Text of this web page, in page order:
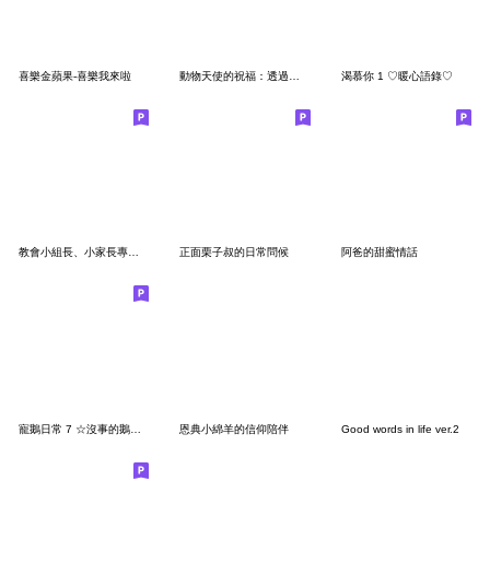
喜樂金蘋果-喜樂我來啦 渴慕你 1 ♡暖心語錄♡
教會小組長、小家長專用貼圖 ( 省空間喔！) 正面栗子叔的日常問候 阿爸的甜蜜情話
恩典小綿羊的信仰陪伴 Good words in life ver.2